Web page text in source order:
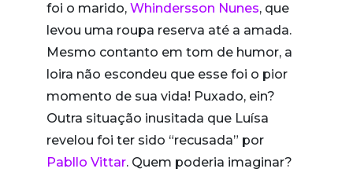
foi o marido, Whindersson Nunes, que
levou uma roupa reserva até a amada.
Mesmo contanto em tom de humor, a
loira não escondeu que esse foi o pior
momento de sua vida! Puxado, ein?
Outra situação inusitada que Luísa
revelou foi ter sido “recusada” por
Pabllo Vittar. Quem poderia imaginar?